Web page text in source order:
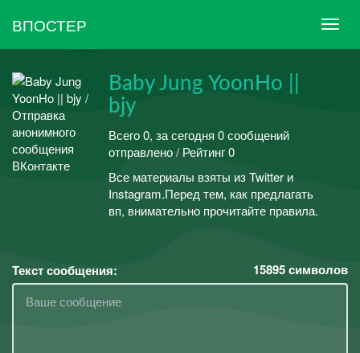
ВПОСТЕР
Baby Jung YoonHo ||
bjy
Всего 0, за сегодня 0 сообщений
отправлено / Рейтинг 0
Все материалы взяты из Twitter и
Instagram.Перед тем, как предлагать
вп, внимательно прочитайте правила.
Текст сообщения: 15895символов